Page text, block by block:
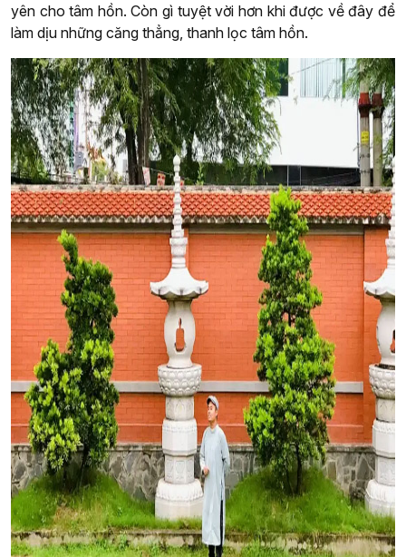
yên cho tâm hồn. Còn gì tuyệt vời hơn khi được về đây để
làm dịu những căng thẳng, thanh lọc tâm hồn.